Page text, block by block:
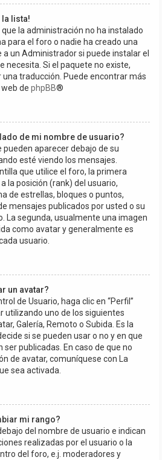
la lista!
que la administración no ha instalado
para el foro o nadie ha creado una
un Administrador si puede instalar el
necesita. Si el paquete no existe,
traducción. Puede encontrar más
de phpBB®
de mi nombre de usuario?
pueden aparecer debajo de su
esté viendo los mensajes.
que utilice el foro, la primera
la posición (rank) del usuario,
de estrellas, bloques o puntos,
mensajes publicados por usted o su
La segunda, usualmente una imagen
como avatar y generalmente es
usuario.
un avatar?
de Usuario, haga clic en “Perfil”
utilizando uno de los siguientes
Galería, Remoto o Subida. Es la
si se pueden usar o no y en que
publicadas. En caso de que no
de avatar, comuníquese con La
sea activada.
mi rango?
del nombre de usuario e indican
realizadas por el usuario o la
del foro, e.j. moderadores y